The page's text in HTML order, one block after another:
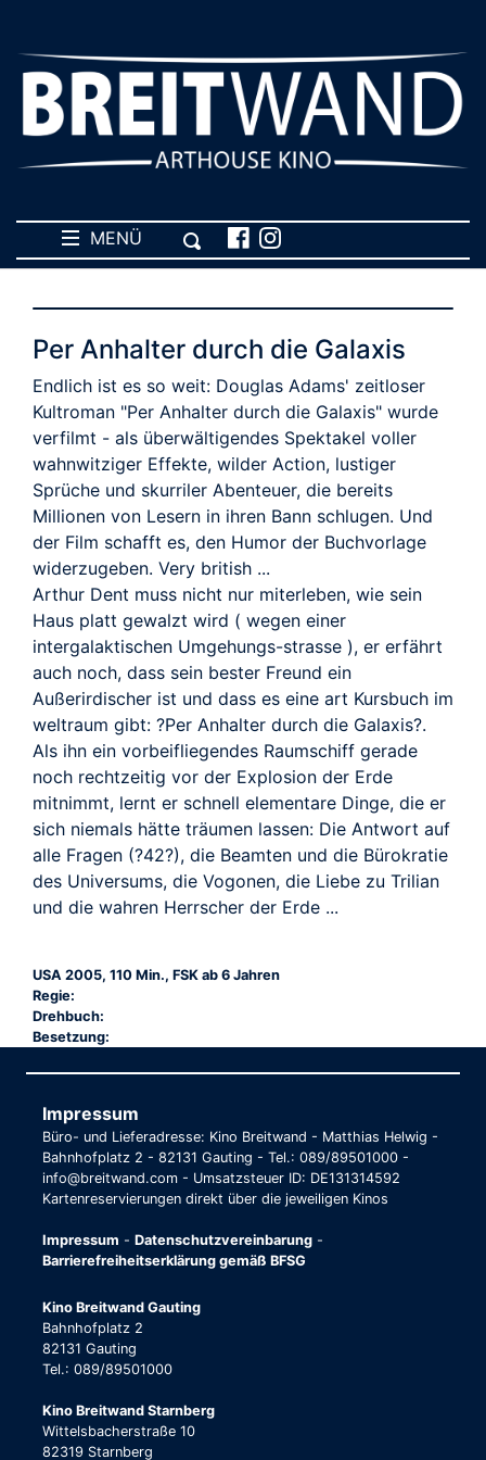
MENÜ
Per Anhalter durch die Galaxis
Endlich ist es so weit: Douglas Adams' zeitloser
Kultroman "Per Anhalter durch die Galaxis" wurde
verfilmt - als überwältigendes Spektakel voller
wahnwitziger Effekte, wilder Action, lustiger
Sprüche und skurriler Abenteuer, die bereits
Millionen von Lesern in ihren Bann schlugen. Und
der Film schafft es, den Humor der Buchvorlage
widerzugeben. Very british ...
Arthur Dent muss nicht nur miterleben, wie sein
Haus platt gewalzt wird ( wegen einer
intergalaktischen Umgehungs-strasse ), er erfährt
auch noch, dass sein bester Freund ein
Außerirdischer ist und dass es eine art Kursbuch im
weltraum gibt: ?Per Anhalter durch die Galaxis?.
Als ihn ein vorbeifliegendes Raumschiff gerade
noch rechtzeitig vor der Explosion der Erde
mitnimmt, lernt er schnell elementare Dinge, die er
sich niemals hätte träumen lassen: Die Antwort auf
alle Fragen (?42?), die Beamten und die Bürokratie
des Universums, die Vogonen, die Liebe zu Trilian
und die wahren Herrscher der Erde ...
USA 2005, 110 Min., FSK ab 6 Jahren
Regie:
Drehbuch:
Besetzung:
Impressum
Büro- und Lieferadresse: Kino Breitwand - Matthias Helwig -
Bahnhofplatz 2 - 82131 Gauting - Tel.: 089/89501000 -
info@breitwand.com - Umsatzsteuer ID: DE131314592
Kartenreservierungen direkt über die jeweiligen Kinos
Impressum - Datenschutzvereinbarung -
Barrierefreiheitserklärung gemäß BFSG
Kino Breitwand Gauting
Bahnhofplatz 2
82131 Gauting
Tel.: 089/89501000
Kino Breitwand Starnberg
Wittelsbacherstraße 10
82319 Starnberg